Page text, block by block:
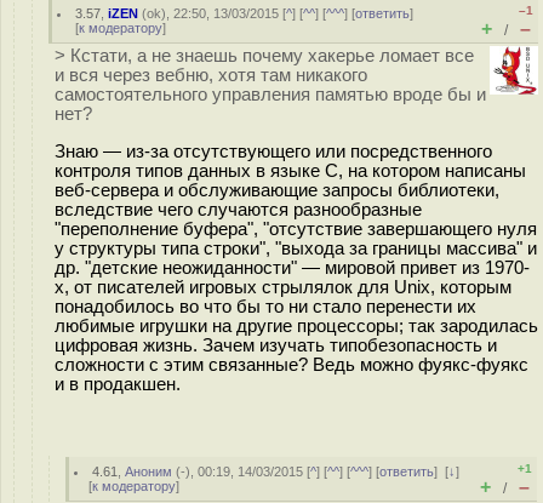
3.57 ,iZEN (ok), 22:50, 13/03/2015 [^] [^^] [^^^] [ответить]
[к модератору]
–1
+ / –
> Кстати, а не знаешь почему хакерье ломает все
и вся через вебню, хотя там никакого
самостоятельного управления памятью вроде бы и
нет?
Знаю — из-за отсутствующего или посредственного
контроля типов данных в языке C, на котором написаны
веб-сервера и обслуживающие запросы библиотеки,
вследствие чего случаются разнообразные
"переполнение буфера", "отсутствие завершающего нуля
у структуры типа строки", "выхода за границы массива" и
др. "детские неожиданности" — мировой привет из 1970-
х, от писателей игровых стрылялок для Unix, которым
понадобилось во что бы то ни стало перенести их
любимые игрушки на другие процессоры; так зародилась
цифровая жизнь. Зачем изучать типобезопасность и
сложности с этим связанные? Ведь можно фуякс-фуякс
и в продакшен.
4.61 ,Аноним (-), 00:19, 14/03/2015 [^] [^^] [^^^] [ответить][↓]
[к модератору]
+1
+ / –